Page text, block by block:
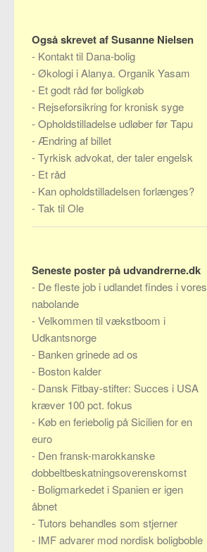
Også skrevet af Susanne Nielsen
- Kontakt til Dana-bolig
-Økologi i Alanya. Organik Yasam
- Et godt råd før boligkøb
- Rejseforsikring for kronisk syge
-Opholdstilladelse udløber før Tapu
-Ændring af billet
-Tyrkisk advokat, der taler engelsk
- Et råd
- Kan opholdstilladelsen forlænges?
-Tak til Ole
Seneste poster på udvandrerne.dk
- De fleste job i udlandet findes i vores
nabolande
-Velkommen til vækstboom i
Udkantsnorge
- Banken grinede ad os
- Boston kalder
- Dansk Fitbay-stifter: Succes i USA
kræver 100 pct. fokus
- Køb en feriebolig på Sicilien for en
euro
- Den fransk-marokkanske
dobbeltbeskatningsoverenskomst
- Boligmarkedet i Spanien er igen
åbnet
-Tutors behandles som stjerner
- IMF advarer mod nordisk boligboble